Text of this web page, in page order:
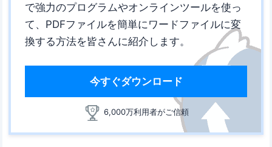
で強力のプログラムやオンラインツールを使っ
て、PDFファイルを簡単にワードファイルに変
換する方法を皆さんに紹介します。
今すぐダウンロード
6,000万利用者がご信頼